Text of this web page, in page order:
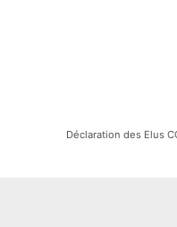
Déclaration des Elus